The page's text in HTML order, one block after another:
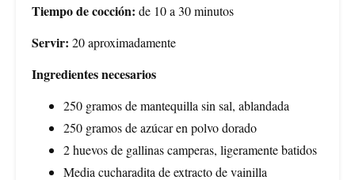
Tiempo de cocción: de 10 a 30 minutos
Servir: 20 aproximadamente
Ingredientes necesarios
250 gramos de mantequilla sin sal, ablandada
250 gramos de azúcar en polvo dorado
2 huevos de gallinas camperas, ligeramente batidos
Media cucharadita de extracto de vainilla